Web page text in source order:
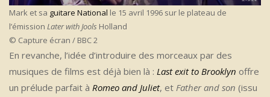
Mark et sa guitare National le 15 avril 1996 sur le plateau de
l’émission Later with Jools Holland
© Capture écran / BBC 2
En revanche, l’idée d’introduire des morceaux par des
musiques de films est déjà bien là : Last exit to Brooklyn offre
un prélude parfait à Romeo and Juliet, et Father and son (issu